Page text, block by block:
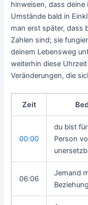
hinweisen, dass
Umstände bald in
man erst später, dass
Zahlen sind; sie
deinem Lebensweg
weiterhin diese
Veränderungen, die
Zeit
00:00
du bist
Person
06:06
Jemand